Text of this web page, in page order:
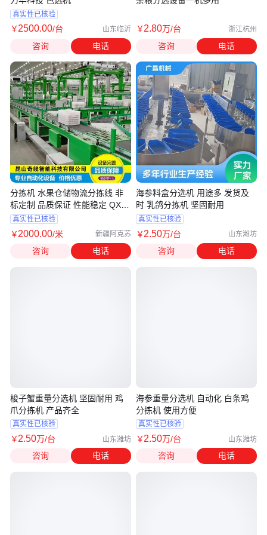
真实性已核验
￥2500.00/台 山东临沂
咨询 电话
分拣机 水果仓储物流分拣线 非
标定制 品质保证 性能稳定 QX-
DSFJX-035
真实性已核验
￥2000.00/米 新疆阿克苏
咨询 电话
梭子蟹重量分选机 坚固耐用 鸡
爪分拣机 产品齐全
真实性已核验
￥2.50万/台 山东潍坊
咨询 电话
￥2.80万/台 浙江杭州
咨询 电话
海参料盒分选机 用途多 发货及
时 乳鸽分拣机 坚固耐用
真实性已核验
￥2.50万/台 山东潍坊
咨询 电话
海参重量分选机 自动化 白条鸡
分拣机 使用方便
真实性已核验
￥2.50万/台 山东潍坊
咨询 电话